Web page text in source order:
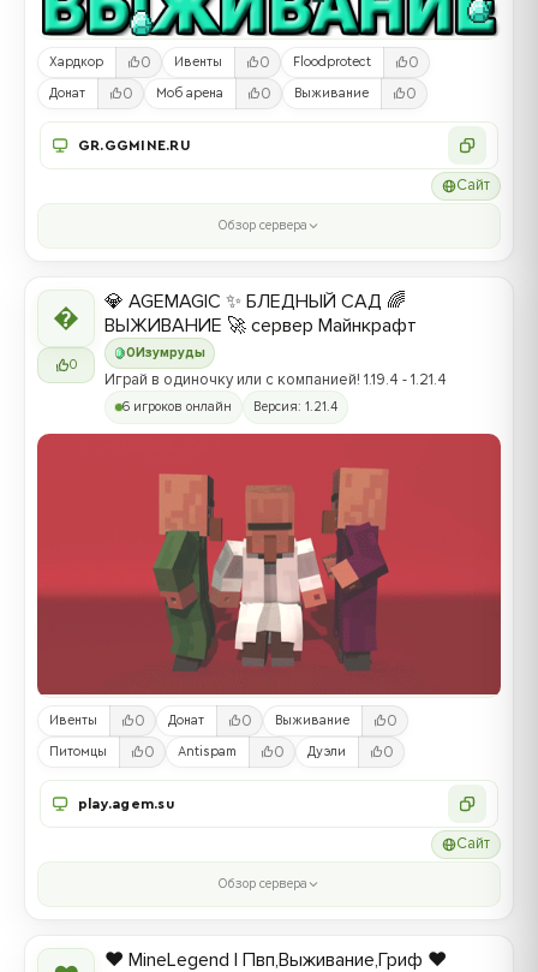
Хардкор 0 Ивенты 0 Floodprotect 0
Донат 0 Моб арена 0 Выживание 0
GR.GGMINE.RU
Сайт
Обзор сервера

0
0 Изумруды
💎 AGEMAGIC ✨ БЛЕДНЫЙ САД 🌈
ВЫЖИВАНИЕ 🚀 сервер Майнкрафт
Играй в одиночку или с компанией! 1.19.4 - 1.21.4
6 игроков онлайн Версия: 1.21.4
Ивенты 0 Донат 0 Выживание 0
Питомцы 0 Antispam 0 Дуэли 0
play.agem.su
Сайт
Обзор сервера
❤️ MineLegend | Пвп,Выживание,Гриф ❤️